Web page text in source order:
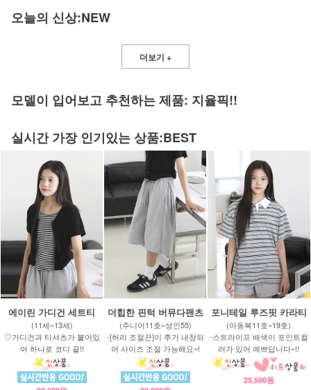
오늘의 신상:NEW
더보기 +
모델이 입어보고 추천하는 제품: 지율픽!!
실시간 가장 인기있는 상품:BEST
에이린 가디건 세트티
(11세~13세)
♡가디건과 티셔츠가 붙어있
어 하나로 코디 끝!!
더힙한 핀턱 버뮤다팬츠
(주니어11호~성인55)
-[허리 조절끈]이 추가 내장되
어 사이즈 조절 가능해요~!
포니테일 루즈핏 카라티
(아동복11호~19호)
-스트라이프 배색이 포인트컬
러가 있어 예쁘답니다~!!
25,500원